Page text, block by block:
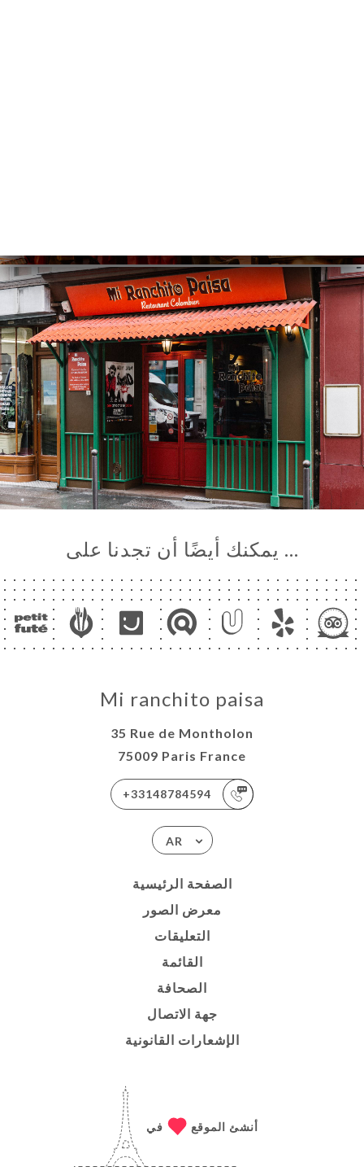
… يمكنك أيضًا أن تجدنا على
Mi ranchito paisa
35 Rue de Montholon
75009 Paris France
+33148784594
AR
الصفحة الرئيسية
معرض الصور
التعليقات
القائمة
الصحافة
جهة الاتصال
الإشعارات القانونية
أنشئ الموقع في